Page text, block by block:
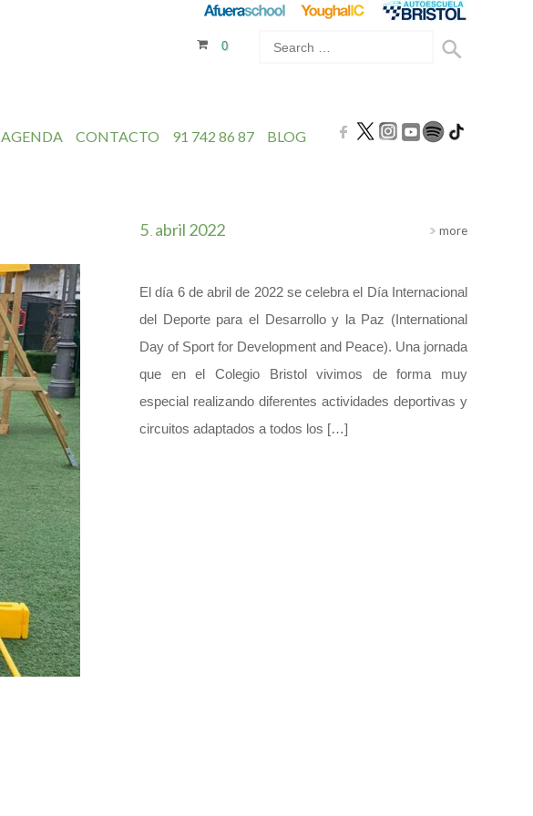
0
AGENDA CONTACTO 91 742 86 87 BLOG
5 abril 2022
El día 6 de abril de 2022 se celebra el Día Internacional
del Deporte para el Desarrollo y la Paz (International
Day of Sport for Development and Peace). Una jornada
que en el Colegio Bristol vivimos de forma muy
especial realizando diferentes actividades deportivas y
circuitos adaptados a todos los […]
more